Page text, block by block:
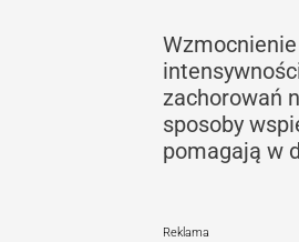
zachorowań
sposoby
pomagają w
Reklama